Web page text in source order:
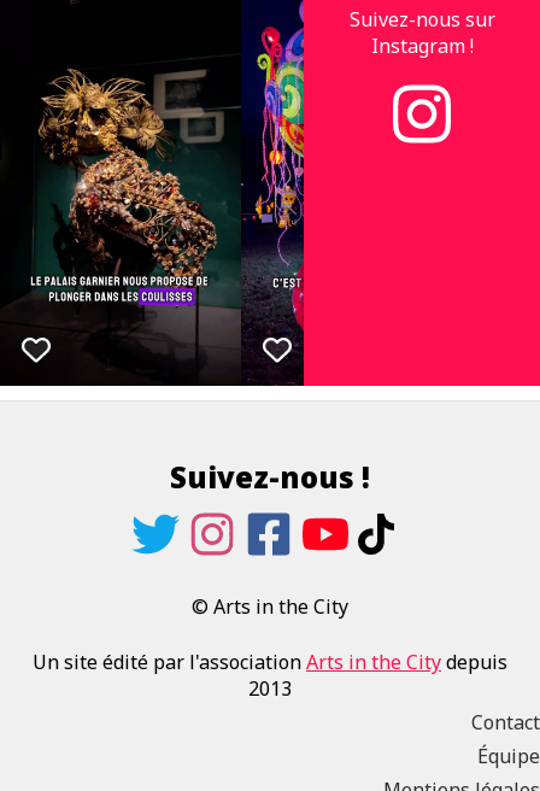
Suivez-nous sur
Instagram !
Suivez-nous !
© Arts in the City
Un site édité par l'associationArts in the Citydepuis
2013
Contact
Équipe